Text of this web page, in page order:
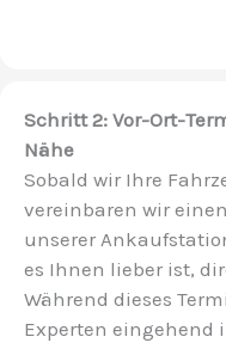
Schritt 2: Vor-Ort-
Nähe
Sobald wir Ihre
vereinbaren wir
unserer
es Ihnen lieber ist,
Während dieses
Experten eingehend